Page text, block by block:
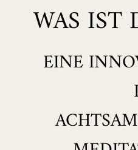
WAS IST
EINE